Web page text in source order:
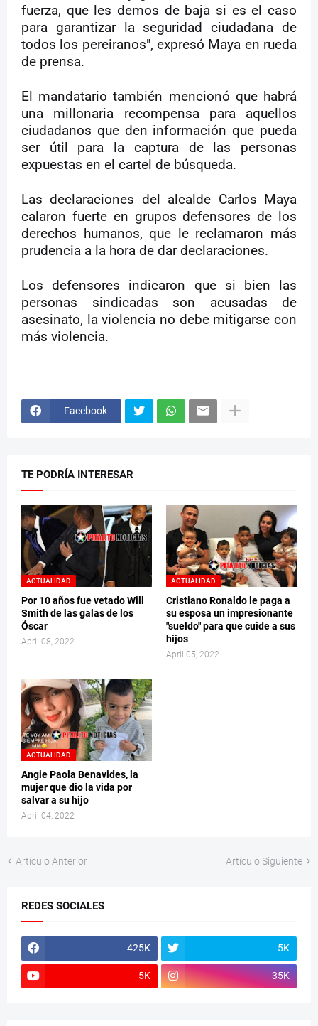
fuerza, que les demos de baja si es el caso
para garantizar la seguridad ciudadana de
todos los pereiranos", expresó Maya en rueda
de prensa.
El mandatario también mencionó que habrá
una millonaria recompensa para aquellos
ciudadanos que den información que pueda
ser útil para la captura de las personas
expuestas en el cartel de búsqueda.
Las declaraciones del alcalde Carlos Maya
calaron fuerte en grupos defensores de los
derechos humanos, que le reclamaron más
prudencia a la hora de dar declaraciones.
Los defensores indicaron que si bien las
personas sindicadas son acusadas de
asesinato, la violencia no debe mitigarse con
más violencia.
Facebook
TE PODRÍA INTERESAR
ACTUALIDAD
Por 10 años fue vetado Will
Smith de las galas de los
Óscar
April 08, 2022
ACTUALIDAD
Cristiano Ronaldo le paga a
su esposa un impresionante
"sueldo" para que cuide a sus
hijos
April 05, 2022
ACTUALIDAD
Angie Paola Benavides, la
mujer que dio la vida por
salvar a su hijo
April 04, 2022
Artículo Anterior Artículo Siguiente
REDES SOCIALES
425K 5K
5K 35K